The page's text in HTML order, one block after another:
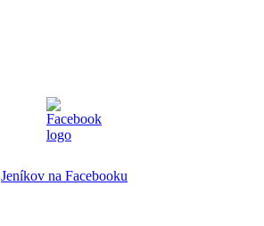
Jeníkov na Facebooku